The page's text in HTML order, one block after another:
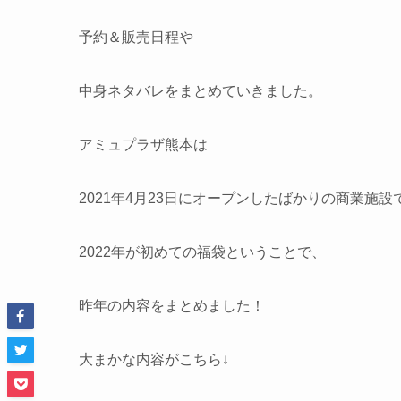
予約＆販売日程や
中身ネタバレをまとめていきました。
アミュプラザ熊本は
2021年4月23日にオープンしたばかりの商業施設
2022年が初めての福袋ということで、
昨年の内容をまとめました！
大まかな内容がこちら↓